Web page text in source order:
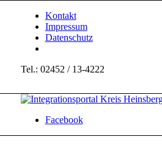
Kontakt
Impressum
Datenschutz
Tel.: 02452 / 13-4222
Facebook